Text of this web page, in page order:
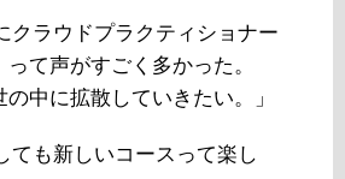
クラウドプラクティショナー
て声がすごく多かった。
中に拡散していきたい。」
ても新しいコースって楽し